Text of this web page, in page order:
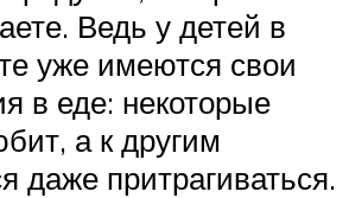
Ведь у детей в
уже имеются свои
в еде: некоторые
а к другим
даже притрагиваться.